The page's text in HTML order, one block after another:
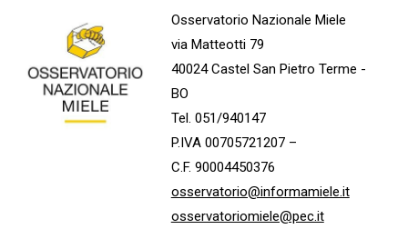
Osservatorio Nazionale Miele
via Matteotti 79
40024 Castel San Pietro Terme -
BO
Tel. 051/940147
P.IVA 00705721207 –
C.F. 90004450376
osservatorio@informamiele.it
osservatoriomiele@pec.it